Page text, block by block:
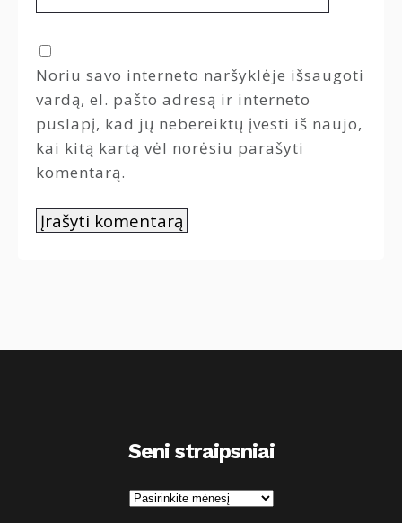
Noriu savo interneto naršyklėje išsaugoti
vardą, el. pašto adresą ir interneto
puslapį, kad jų nebereiktų įvesti iš naujo,
kai kitą kartą vėl norėsiu parašyti
komentarą.
Seni straipsniai